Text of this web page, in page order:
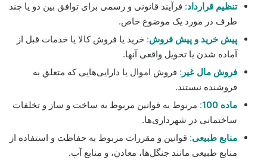
تنظیم قرارداد: فرآیند قانونی و رسمی برای توافق بین دو یا چند
طرف در مورد یک موضوع خاص.
پیش خرید و پیش فروش: خرید یا فروش کالا یا خدمات قبل از
آماده شدن یا تحویل واقعی آنها.
فروش مال غیر : فروش اموال یا دارایی‌هایی که متعلق به
فروشنده نیستند.
ماده 100
: مربوط به قوانین مربوط به ساخت و ساز و تخلفات
ساختمانی در شهرداری‌ها.
منابع طبیعی: قوانین و مقررات مربوط به حفاظت و استفاده از
منابع طبیعی مانند جنگل‌ها، معادن، و منابع آب.